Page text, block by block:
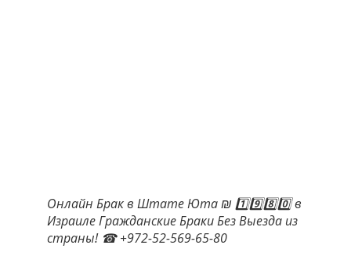
Онлайн Брак в Штате Юта ₪ 1️⃣9️⃣8️⃣0️⃣ в
Израиле Гражданские Браки Без Выезда из
страны! ☎ +972-52-569-65-80